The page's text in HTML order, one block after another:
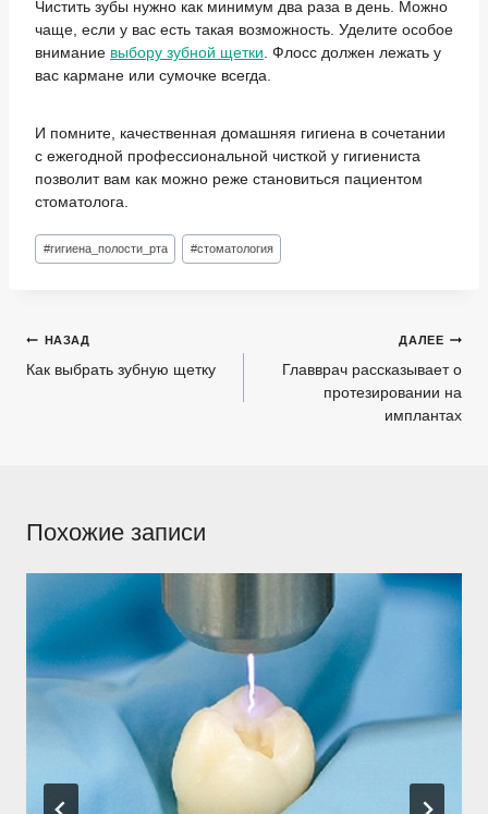
Чистить зубы нужно как минимум два раза в день. Можно
чаще, если у вас есть такая возможность. Уделите особое
внимание выбору зубной щетки . Флосс должен лежать у
вас кармане или сумочке всегда.
И помните, качественная домашняя гигиена в сочетании
с ежегодной профессиональной чисткой у гигиениста
позволит вам как можно реже становиться пациентом
стоматолога.
Метки
записи:
#гигиена_полости_рта #стоматология
Навигация
по
НАЗАД
Как выбрать зубную щетку
ДАЛЕЕ
Главврач рассказывает о
протезировании на
имплантах
Похожие записи